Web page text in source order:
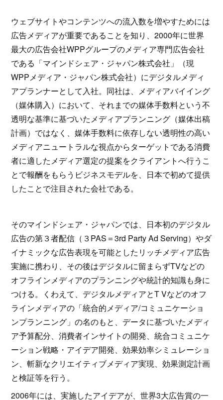
ウェブサイトやコンテンツへの流入数を増やすためには
広告メディアが重要であることを知り、2000年に世界
最大の広告会社WPPグループのメディア専門広告会社
である「マインドシェア・ジャパン株式会社」（現
WPPメディア・ジャパン株式会社）にデジタルメディ
アプランナーとして入社。同社は、メディア バイイング
（媒体購入）において、それまでの媒体手数料という不
透明な基準に基づいたメディアプランニング（媒体出稿
計画）ではなく、媒体手数料に依存しない透明性の高い
メディアニュートラルな視点からターゲットである消費
者に適したメディア選定の提案をクライアントへ行うこ
とで報酬をもらうビジネスモデルを、日本で初めて提供
したことで注目された会社である。
そのマインドシェア・ジャパンでは、日本初のデジタル
広告の第３者配信（３PAS＝3rd Party Ad Serving）やダ
イナミックな広告表現を可能としたリッチメディア広告
実施に携わり、その後はデジタルに留まらずTVなどの
オフラインメディアのプランニングや統計的知識も身に
つける。くわえて、デジタルメディアとT Vなどのオフ
ラインメディアの「統合的メディア/コミュニケーショ
ンプランニング」の名のもと、データに基づいたメディ
ア予算配分、消費者インサイトの開発、統合コミュニケ
ーション戦略・アイデア開発、効果効率シミュレーショ
ン、斬新なクリエイティブメディア実現、効果測定計画
と検証等を行う。
2006年には、実施したアイデアが、世界3大広告賞の一